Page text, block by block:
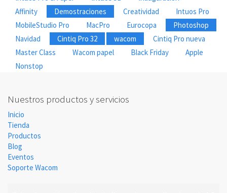
Affinity
Demostraciones Creatividad
Intuos Pro
MobileStudio Pro
MacPro Eurocopa
Photoshop
Navidad
Cintiq Pro 32 wacom
Cintiq Pro nueva
Master Class
Wacom papel Black Friday
Apple
Nonstop
Nuestros productos y servicios
Inicio
Tienda
Productos
Blog
Eventos
Soporte Wacom